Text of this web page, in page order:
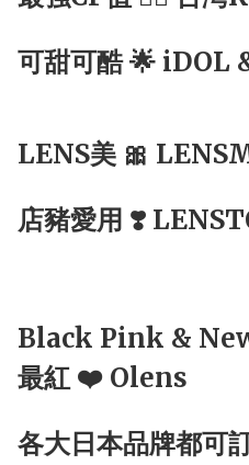
可甜可酷 🌟 iDOL
LENS美 🎀
店豬愛用 ❣️
Black Pink &
最紅 ❤️ Olens
各大日本品牌都可